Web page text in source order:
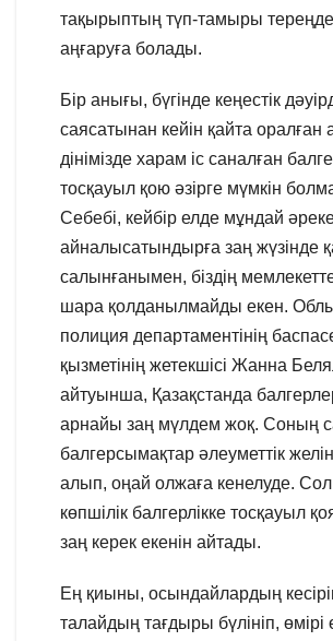
тақырыптың түп-тамыры тереңде
аңғаруға болады.
Бір анығы, бүгінде кеңестік
саясатынан кейін қайта оралған
дінімізде харам іс саналған
тосқауыл қою әзірге мүмкін
Себебі, кейбір елде мұндай
айналысатындырға заң жүзінде
салынғанымен, біздің
шара қолданылмайды екен.
полиция департаментінің
қызметінің жетекшісі Жанна
айтуынша, Қазақстанда
арнайы заң мүлдем жоқ. Соның
балгерсымақтар әлеуметтік
алып, оңай олжаға кенелуде. Сол
көпшілік балгерлікке тосқауыл
заң керек екенін айтады.
Ең қиыны, осындайлардың
талайдың тағдыры бүлініп, өмірі